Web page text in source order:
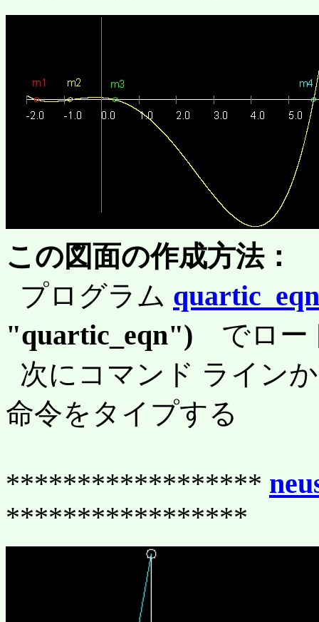
この図面の作成方法：
プログラム
"quartic_eqn") でロー
次にコマンド ライン
命令をタイプする
******************
*****************